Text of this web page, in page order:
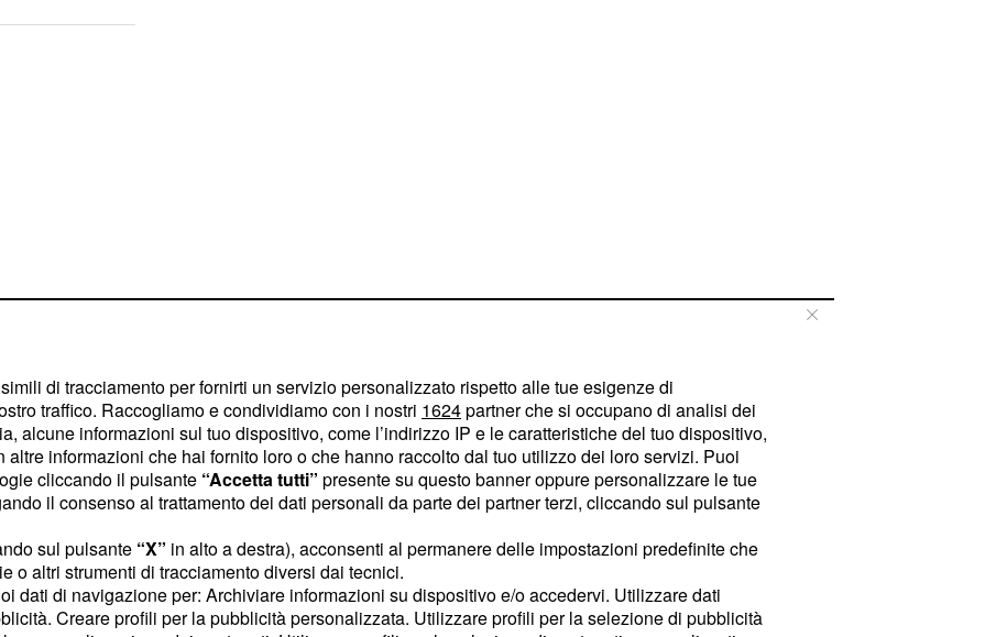
Diaries 6, Lily è
la sua congrega di
a dispetto di quella
che fare con il fatto che
abbandonati, stia
la sua nuova famiglia
ha spiegato Julie
di tracciamento per fornirti un servizio personalizzato rispetto alle tue esigenze di
traffico. Raccogliamo e condividiamo con i nostri 1624partner che si occupano di analisi dei
alcune informazioni sul tuo dispositivo, come l’indirizzo IP e le caratteristiche del tuo dispositivo,
informazioni che hai fornito loro o che hanno raccolto dal tuo utilizzo dei loro servizi. Puoi
cliccando il pulsante “Accetta tutti” presente su questo banner oppure personalizzare le tue
il consenso al trattamento dei dati personali da parte dei partner terzi, cliccando sul pulsante
sul pulsante “X” in alto a destra), acconsenti al permanere delle impostazioni predefinite che
o altri strumenti di tracciamento diversi dai tecnici.
dati di navigazione per: Archiviare informazioni su dispositivo e/o accedervi. Utilizzare dati
Creare profili per la pubblicità personalizzata. Utilizzare profili per la selezione di pubblicità